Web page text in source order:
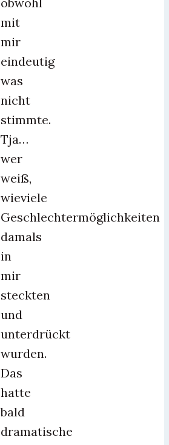
mit
mir
eindeutig
was
nicht
stimmte.
Tja…
wer
weiß,
wieviele
Geschlechtermöglichkeiten
damals
in
mir
steckten
und
unterdrückt
wurden.
Das
hatte
bald
dramatische